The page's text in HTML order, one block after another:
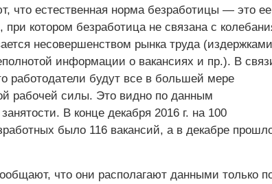
что естественная норма безработицы — это ее
при котором безработица не связана с
несовершенством рынка труда (издержками
информации о вакансиях и пр.). В
работодатели будут все в большей мере
рабочей силы. Это видно по данным
В конце декабря 2016 г. на 100
было 116 вакансий, а в декабре
что они располагают данными только